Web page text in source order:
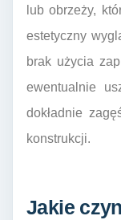
lub obrzeży,
estetyczny
brak użycia
ewentualnie
dokładnie
konstrukcji.
Jakie